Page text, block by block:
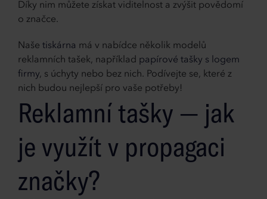
Díky nim můžete získat viditelnost a zvýšit povědomí
o značce.
Naše tiskárna má v nabídce několik modelů
reklamních tašek, například papírové tašky s logem
firmy, s úchyty nebo bez nich. Podívejte se, které z
nich budou nejlepší pro vaše potřeby!
Reklamní tašky — jak
je využít v propagaci
značky?